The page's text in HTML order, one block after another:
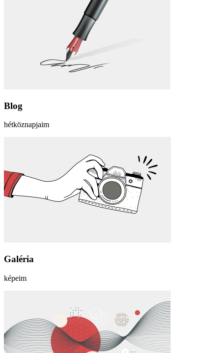
Blog
hétköznapjaim
Galéria
képeim